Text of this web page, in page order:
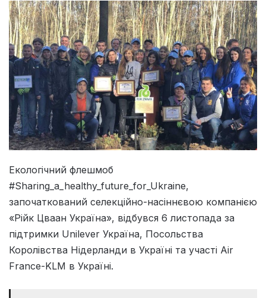
Екологічний флешмоб
#Sharing_a_healthy_future_for_Ukraine,
започаткований селекційно-насіннєвою компанією
«Рійк Цваан Україна», відбувся 6 листопада за
підтримки Unilever Україна, Посольства
Королівства Нідерланди в Україні та участі Air
France-KLM в Україні.